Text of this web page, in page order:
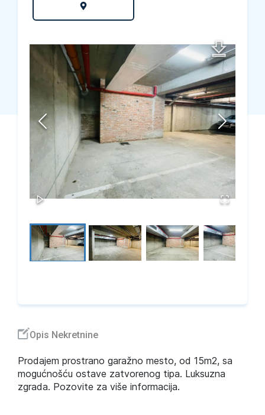
Opis Nekretnine
Prodajem prostrano garažno mesto, od 15m2, sa
mogućnošću ostave zatvorenog tipa. Luksuzna
zgrada. Pozovite za više informacija.